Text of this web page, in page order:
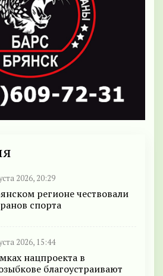
2026, 20:29
регионе чествовали
спорта
2026, 15:44
нацпроекта в
благоустраивают